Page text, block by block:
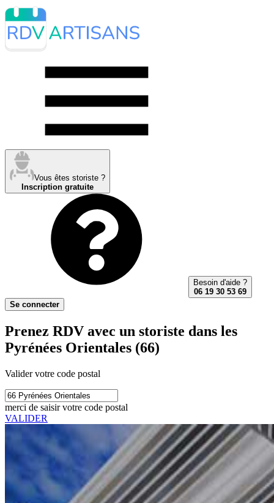
Vous êtes storiste ?
Inscription gratuite
Besoin d'aide ?
06 19 30 53 69
Se connecter
Prenez RDV avec un storiste dans les
Pyrénées Orientales (66)
Valider votre code postal
merci de saisir votre code postal
VALIDER